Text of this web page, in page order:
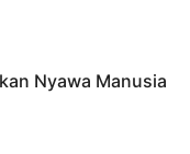
Nyawa Manusia